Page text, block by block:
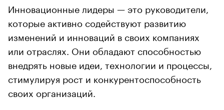
Инновационные лидеры — это руководители,
которые активно содействуют развитию
изменений и инноваций в своих компаниях
или отраслях. Они обладают способностью
внедрять новые идеи, технологии и процессы,
стимулируя рост и конкурентоспособность
своих организаций.